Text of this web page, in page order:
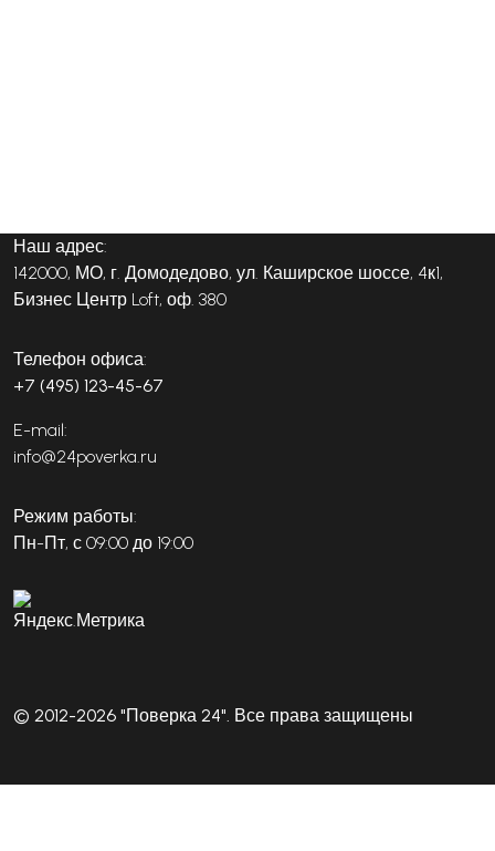
Наш адрес:
142000, МО, г. Домодедово, ул. Каширское шоссе, 4к1,
Бизнес Центр Loft, оф. 380
Телефон офиса:
+7 (495) 123-45-67
E-mail:
info@24poverka.ru
Режим работы:
Пн-Пт, с 09:00 до 19:00
© 2012-2026 "Поверка 24". Все права защищены